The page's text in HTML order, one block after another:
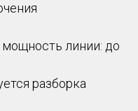
линии: до
разборка